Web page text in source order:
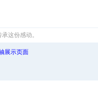
这份感动。
展示页面